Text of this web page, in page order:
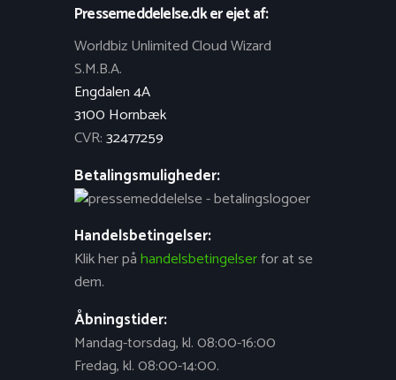
Pressemeddelelse.dk er ejet af:
Worldbiz Unlimited Cloud Wizard
S.M.B.A.
Engdalen 4A
3100 Hornbæk
CVR:32477259
Betalingsmuligheder:
Handelsbetingelser:
Klik her påhandelsbetingelserfor at se
dem.
Åbningstider:
Mandag-torsdag, kl. 08:00-16:00
Fredag, kl. 08:00-14:00.